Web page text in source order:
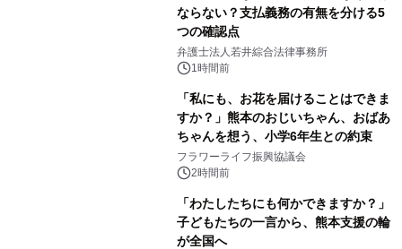
ならない？支払義務の有無を分ける5
つの確認点
弁護士法人若井綜合法律事務所
1時間前
「私にも、お花を届けることはできま
すか？」熊本のおじいちゃん、おばあ
ちゃんを想う、小学6年生との約束
フラワーライフ振興協議会
2時間前
「わたしたちにも何かできますか？」
子どもたちの一言から、熊本支援の輪
が全国へ